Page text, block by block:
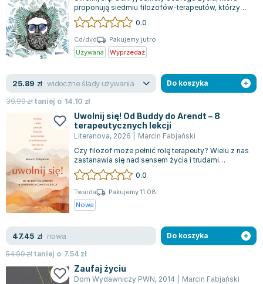
Książki o naukach politycznych dla studentów
Książki do nauk przyrodniczych dla studentów
Książki do nauk społecznych dla studentów
Książki do nauk ścisłych dla studentów
Prawo - książki dla studentów
Technologia żywności - książki
Zarządzanie i marketing - książki
Nauka języków obcych - książki
Podręczniki dla nauczycieli - metodyka
Repetytoria, testy i materiały pomocnicze
Bolesław Prus
Clive Cussler
Wanda Chotomska
Józef Ignacy Kraszewski
Clive Staples Lewis
Martyna Wojciechowska
Melissa De la Cruz
Blanka Lipińska
Jaś Kapela
Agatha Christie
Witold Gadowski
Jan Pietrzak
Marcin Kowalczyk
Piotr Zychowicz
Joanna Jabłczyńska
Piotr Kościelny
Jan Piński
Zygmunt Freud
proponują siedmiu filozofów-terapeutów, którzy
wierzą, że klucz do szczęścia leży...
0.0
Cd/dvd
Pakujemy jutro
Używana
Wyprzedaż
25.89 zł widoczne ślady używania
39.99złtaniej o 14.10 zł
Do koszyka
Uwolnij się! Od Buddy do Arendt – 8
terapeutycznych lekcji
Literanova, 2026
Marcin Fabjański
Czy filozof może pełnić rolę terapeuty? Wielu z nas
zastanawia się nad sensem życia i trudami
codzienności, zadając pytania typu:...
0.0
Twarda
Pakujemy 11.08
Nowa
47.45 zł nowa
54.99złtaniej o 7.54 zł
Do koszyka
Zaufaj życiu
Dom Wydawniczy PWN, 2014 Marcin Fabjański